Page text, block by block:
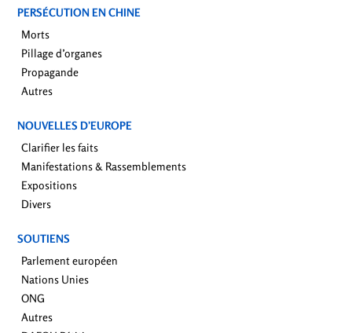
PERSÉCUTION EN CHINE
Morts
Pillage d’organes
Propagande
Autres
NOUVELLES D’EUROPE
Clarifier les faits
Manifestations & Rassemblements
Expositions
Divers
SOUTIENS
Parlement européen
Nations Unies
ONG
Autres